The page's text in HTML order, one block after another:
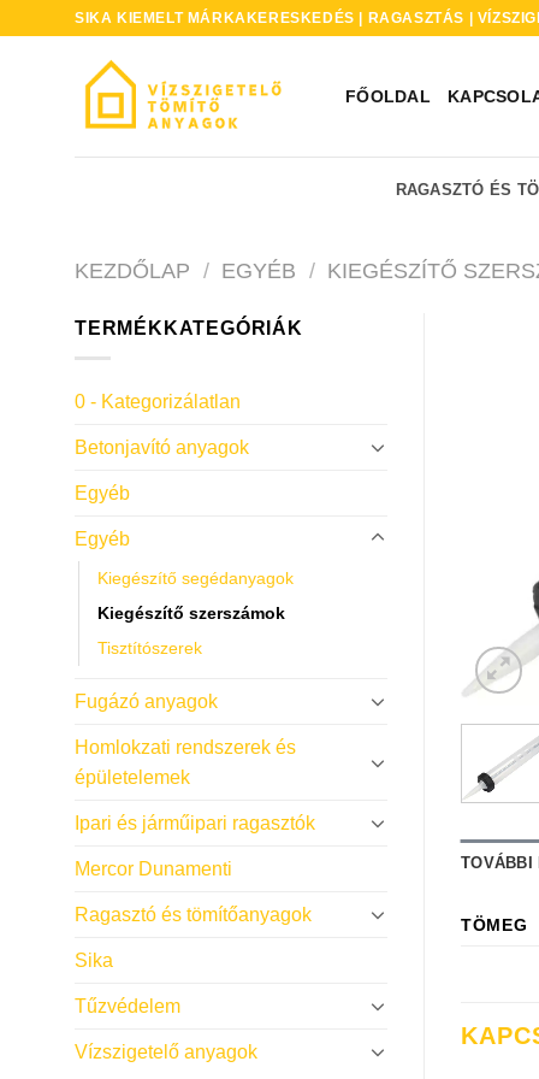
SIKA KIEMELT MÁRKAKERESKEDÉS | RAGASZTÁS |
FŐOLDAL
RAGASZTÓ ÉS
KEZDŐLAP / EGYÉB / KIEGÉSZÍTŐ
TERMÉKKATEGÓRIÁK
0 - Kategorizálatlan
Betonjavító anyagok
Egyéb
Egyéb
Kiegészítő segédanyagok
Kiegészítő szerszámok
Tisztítószerek
Fugázó anyagok
Homlokzati rendszerek és
épületelemek
Ipari és járműipari ragasztók
Mercor Dunamenti
Ragasztó és tömítőanyagok
Sika
Tűzvédelem
Vízszigetelő anyagok
TOVÁBBI
TÖMEG